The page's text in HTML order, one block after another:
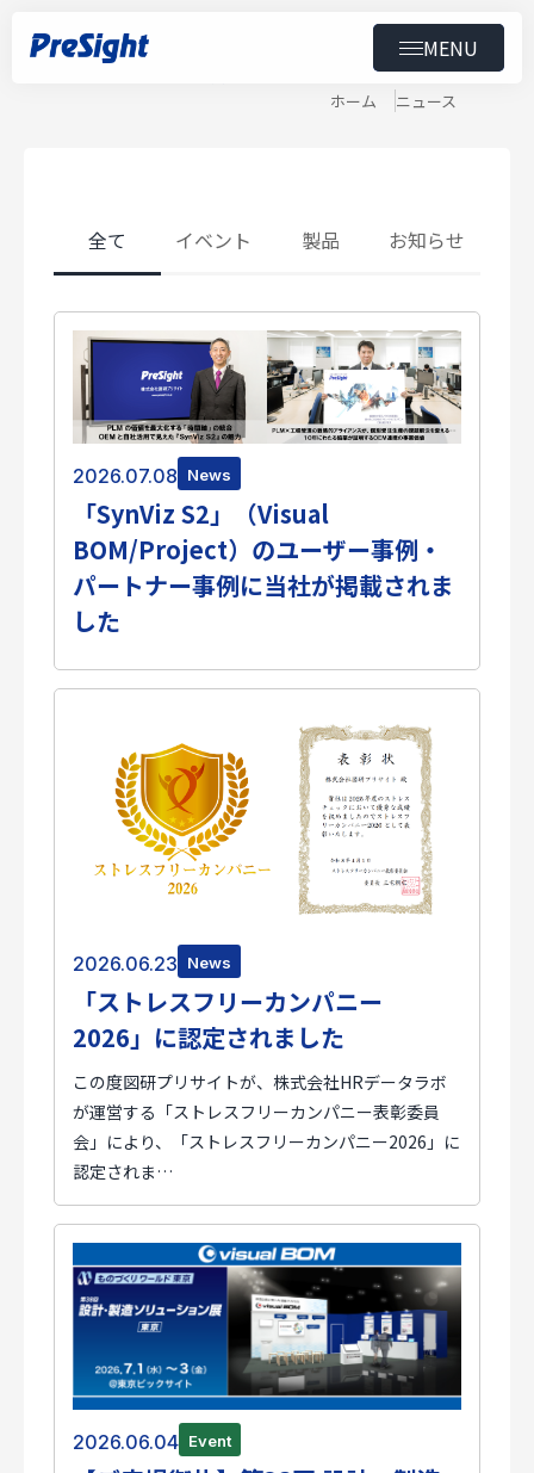
MENU
ニュース
セミナー
ダウンロード
会社情報
スペシャルコンテンツ用語集
採用情報
個人情報保護方針
サイトのご利用にあたって
サイトマップ
News
ホーム ニュース
全て イベント 製品 お知らせ
2026.07.08 News
「SynViz S2」（Visual
BOM/Project）のユーザー事例・
パートナー事例に当社が掲載されま
した
2026.06.23 News
「ストレスフリーカンパニー
2026」に認定されました
この度図研プリサイトが、株式会社HRデータラボ
が運営する「ストレスフリーカンパニー表彰委員
会」により、「ストレスフリーカンパニー2026」に
認定されま…
2026.06.04 Event